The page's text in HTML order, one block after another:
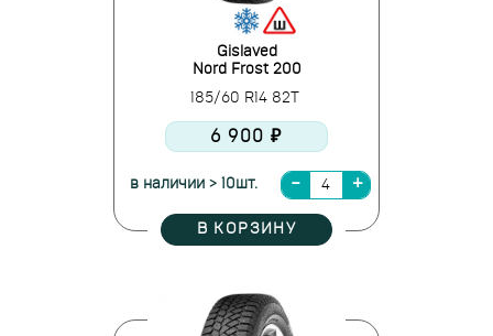
Gislaved
Nord Frost 200
185/60 R14 82T
6 900 ₽
в наличии > 10шт.
В КОРЗИНУ